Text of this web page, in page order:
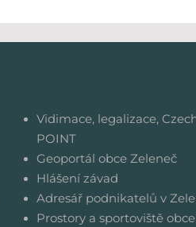
Vidimace, legalizace,
POINT
Geoportál obce Zeleneč
Hlášení závad
Adresář podnikatelů v
Prostory a sportoviště obce